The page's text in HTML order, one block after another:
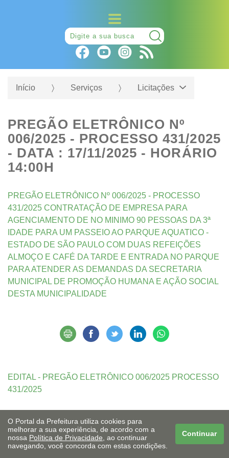
Acessibilidade
Pesquisar:
Início Serviços Licitações
PREGÃO ELETRÔNICO Nº
006/2025 - PROCESSO 431/2025
- DATA : 17/11/2025 - HORÁRIO
14:00H
PREGÃO ELETRÔNICO Nº 006/2025 - PROCESSO
431/2025 CONTRATAÇÃO DE EMPRESA PARA
AGENCIAMENTO DE NO MINIMO 90 PESSOAS DA 3ª
IDADE PARA UM PASSEIO AO PARQUE AQUATICO -
ESTADO DE SÃO PAULO COM DUAS REFEIÇÕES
ALMOÇO E CAFÉ DA TARDE E ENTRADA NO PARQUE
PARA ATENDER AS DEMANDAS DA SECRETARIA
MUNICIPAL DE PROMOÇÃO HUMANA E AÇÃO SOCIAL
DESTA MUNICIPALIDADE
EDITAL - PREGÃO ELETRÔNICO 006/2025 PROCESSO
431/2025
O Portal da Prefeitura utiliza cookies para
melhorar a sua experiência, de acordo com a
nossa Política de Privacidade, ao continuar
navegando, você concorda com estas condições.
Continuar